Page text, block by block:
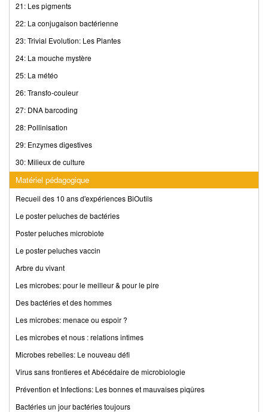
21: Les pigments
22: La conjugaison bactérienne
23: Trivial Evolution: Les Plantes
24: La mouche mystère
25: La météo
26: Transfo-couleur
27: DNA barcoding
28: Pollinisation
29: Enzymes digestives
30: Milieux de culture
Matériel pédagogique
Recueil des 10 ans d'expériences BiOutils
Le poster peluches de bactéries
Poster peluches microbiote
Le poster peluches vaccin
Arbre du vivant
Les microbes: pour le meilleur & pour le pire
Des bactéries et des hommes
Les microbes: menace ou espoir ?
Les microbes et nous : relations intimes
Microbes rebelles: Le nouveau défi
Virus sans frontieres et Abécédaire de microbiologie
Prévention et Infections: Les bonnes et mauvaises piqûres
Bactéries un jour bactéries toujours